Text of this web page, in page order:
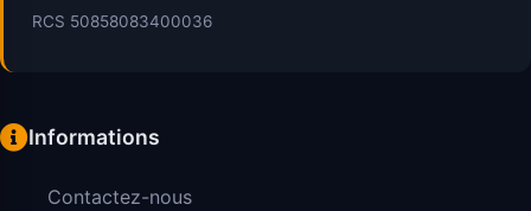
RCS 50858083400036
Informations
Contactez-nous